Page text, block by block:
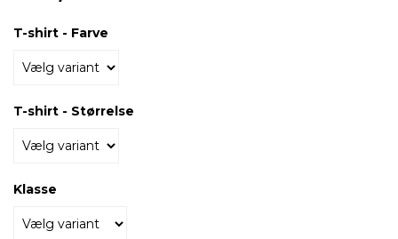
T-shirt - Farve
T-shirt - Størrelse
Klasse